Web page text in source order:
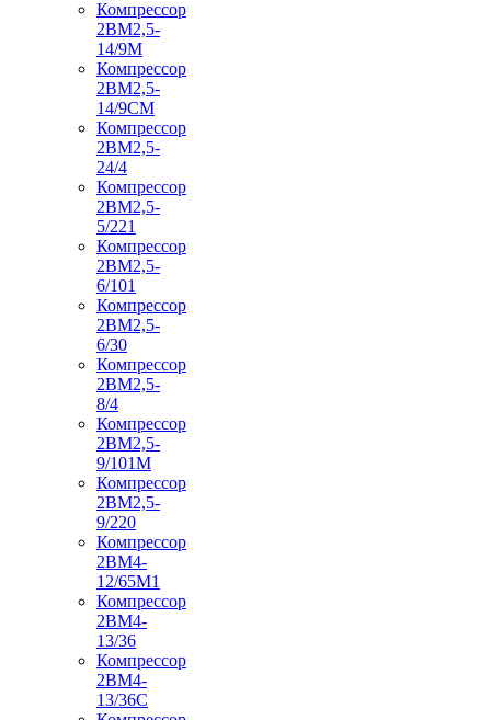
Компрессор
2ВМ2,5-
14/9М
Компрессор
2ВМ2,5-
14/9СМ
Компрессор
2ВМ2,5-
24/4
Компрессор
2ВМ2,5-
5/221
Компрессор
2ВМ2,5-
6/101
Компрессор
2ВМ2,5-
6/30
Компрессор
2ВМ2,5-
8/4
Компрессор
2ВМ2,5-
9/101М
Компрессор
2ВМ2,5-
9/220
Компрессор
2ВМ4-
12/65М1
Компрессор
2ВМ4-
13/36
Компрессор
2ВМ4-
13/36С